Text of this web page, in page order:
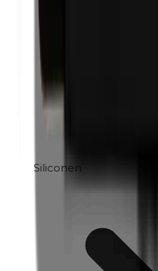
Siliconen